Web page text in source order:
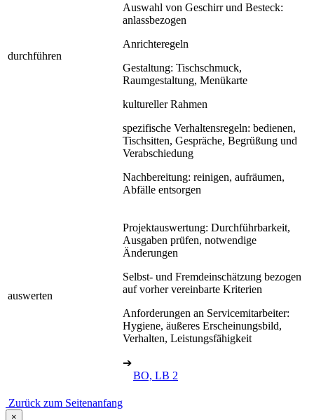
durchführen
Auswahl von Geschirr und Besteck:
anlassbezogen
Anrichteregeln
Gestaltung: Tischschmuck,
Raumgestaltung, Menükarte
kultureller Rahmen
spezifische Verhaltensregeln: bedienen,
Tischsitten, Gespräche, Begrüßung und
Verabschiedung
Nachbereitung: reinigen, aufräumen,
Abfälle entsorgen
auswerten
Projektauswertung: Durchführbarkeit,
Ausgaben prüfen, notwendige
Änderungen
Selbst- und Fremdeinschätzung bezogen
auf vorher vereinbarte Kriterien
Anforderungen an Servicemitarbeiter:
Hygiene, äußeres Erscheinungsbild,
Verhalten, Leistungsfähigkeit
➔
BO, LB 2
Zurück zum Seitenanfang
×